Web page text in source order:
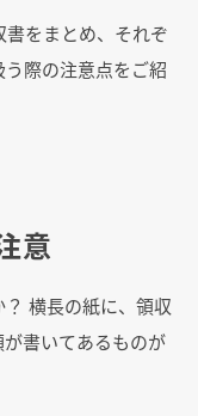
をまとめ、それぞ
際の注意点をご紹
意
横長の紙に、領収
書いてあるものが